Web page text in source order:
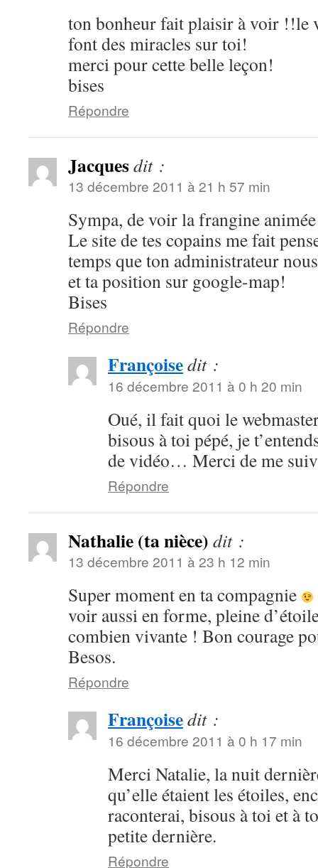
ton bonheur fait plaisir à voir !!le
font des miracles sur toi!
merci pour cette belle leçon!
bises
Répondre
Jacquesdit :
13 décembre 2011 à 21 h 57 min
Sympa, de voir la frangine
Le site de tes copains me fait
temps que ton administrateur
et ta position sur google-map!
Bises
Répondre
Françoisedit :
16 décembre 2011 à 0 h 20 min
Oué, il fait quoi le
bisous à toi pépé, je
de vidéo… Merci de me
Répondre
Nathalie (ta nièce) dit :
13 décembre 2011 à 23 h 12 min
Super moment en ta compagnie
voir aussi en forme, pleine
combien vivante ! Bon courage
Besos.
Répondre
Françoisedit :
16 décembre 2011 à 0 h 17 min
Merci Natalie, la nuit
qu’elle étaient les étoiles,
raconterai, bisous à toi et à
petite dernière.
Répondre